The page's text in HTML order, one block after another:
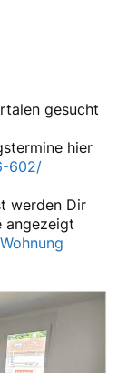
gesucht
hier
602/
werden Dir
angezeigt